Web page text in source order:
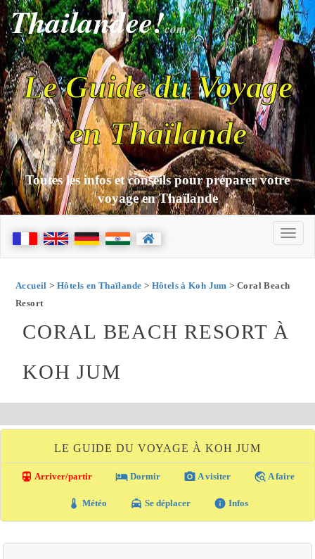
Thailandee!com
Le Guide du Voyage
en Thaïlande
Toutes les infos et conseils pour préparer votre
voyage en Thaïlande
Accueil > Hôtels en Thaïlande > Hôtels à Koh Jum > Coral Beach
Resort
CORAL BEACH RESORT À
KOH JUM
LE GUIDE DU VOYAGE À KOH JUM
directions_transit Arriver/partir local_hotel Dormir photo_camera A visiter travel_explore A faire
thermostat Météo local_taxi Se déplacer info Infos